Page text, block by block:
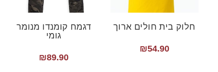
חלוק בית חולים ארוך
₪54.90
דגמח קומנדו מנומר
גומי
₪89.90